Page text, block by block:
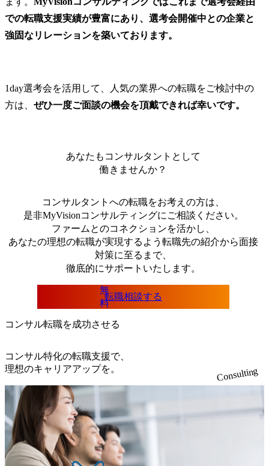
での転職支援実績が豊富にあり、選考会開催中との企業と
強固なリレーションを築いております。
1day選考会を活用して、人気の業界への転職をご検討中の
方は、 ぜひ一度ご面談の機会を頂戴できれば幸いです。
あなたもコンサルタントとして
働きませんか？
コンサルタントへの転職をお考えの方は、
是非MyVisionコンサルティングにご相談 ください。
ファームとのコネクションを活かし、
あなたの理想の転職が実現するよう転職先の紹介から面接
対策に至るまで、
徹底的にサポート いたします。
無
料
転職相談する
コンサル転職を成功させる
コンサル特化の転職支援で、
理想のキャリアアップを。
Consulting